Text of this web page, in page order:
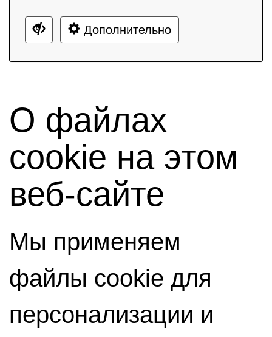
Дополнительно
О файлах
cookie на этом
веб-сайте
Мы применяем
файлы cookie для
персонализации и